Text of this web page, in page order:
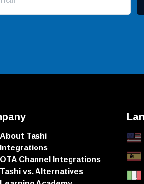
About Tashi
Integrations
OTA Channel Integrations
Tashi vs. Alternatives